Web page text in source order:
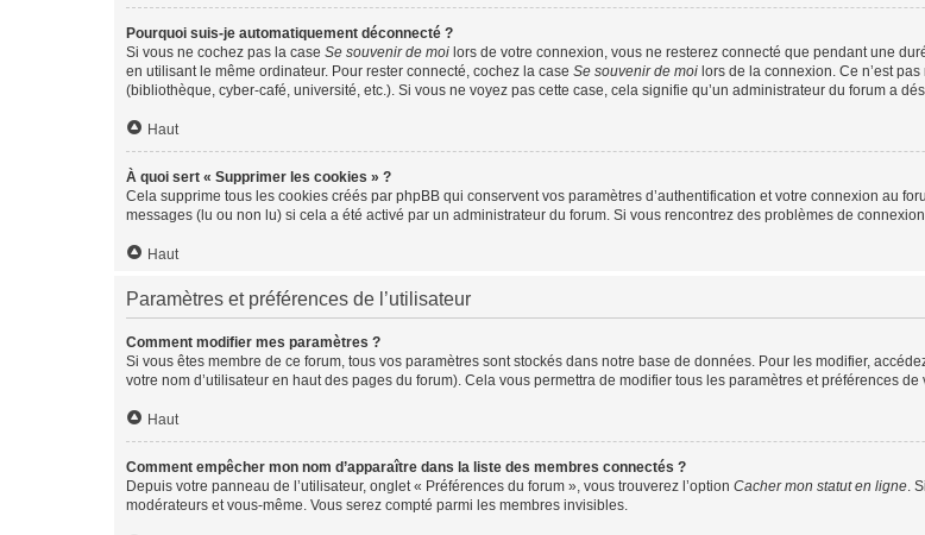
Pourquoi suis-je automatiquement déconnecté ?
Si vous ne cochez pas la case Se souvenir de moi lors de votre connexion, vous ne resterez connecté que pendant une
en utilisant le même ordinateur. Pour rester connecté, cochez la case Se souvenir de moi lors de la connexion. Ce n’est
(bibliothèque, cyber-café, université, etc.). Si vous ne voyez pas cette case, cela signifie qu’un administrateur du forum a
Haut
À quoi sert « Supprimer les cookies » ?
Cela supprime tous les cookies créés par phpBB qui conservent vos paramètres d’authentification et votre connexion au
messages (lu ou non lu) si cela a été activé par un administrateur du forum. Si vous rencontrez des problèmes de
Haut
Paramètres et préférences de l’utilisateur
Comment modifier mes paramètres ?
Si vous êtes membre de ce forum, tous vos paramètres sont stockés dans notre base de données. Pour les modifier,
votre nom d’utilisateur en haut des pages du forum). Cela vous permettra de modifier tous les paramètres et préférences de
Haut
Comment empêcher mon nom d’apparaître dans la liste des membres connectés ?
Depuis votre panneau de l’utilisateur, onglet « Préférences du forum », vous trouverez l’option Cacher mon statut en ligne.
modérateurs et vous-même. Vous serez compté parmi les membres invisibles.